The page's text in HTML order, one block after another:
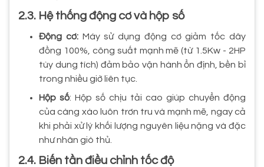
2.3. Hệ thống động cơ và hộp số
Động cơ:Máy sử dụng động cơ giảm tốc dây
đồng 100%, công suất mạnh mẽ (từ 1.5Kw - 2HP
tùy dung tích) đảm bảo vận hành ổn định, bền bỉ
trong nhiều giờ liên tục.
Hộp số: Hộp số chịu tải cao giúp chuyển động
của càng xào luôn trơn tru và mạnh mẽ, ngay cả
khi phải xử lý khối lượng nguyên liệu nặng và đặc
như nhân giò thủ.
2.4. Biến tần điều chỉnh tốc độ